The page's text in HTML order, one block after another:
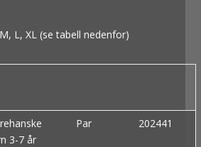
L, XL (se tabell nedenfor)
3-7 år
Par 202441